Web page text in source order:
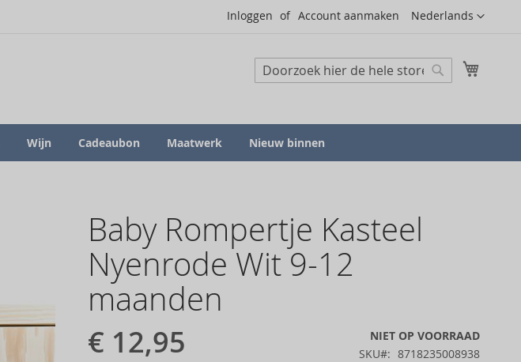
Taal
Nederlands
Inloggen Account aanmaken
Zoeken
Wijn Cadeaubon Maatwerk Nieuw binnen
Baby Rompertje Kasteel
Nyenrode Wit 9-12
maanden
€ 12,95
NIET OP VOORRAAD
SKU
8718235008938